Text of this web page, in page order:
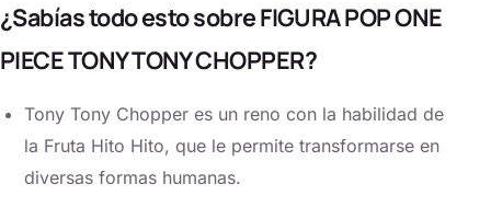
¿Sabías todo esto sobre FIGURA POP ONE
PIECE TONY TONY CHOPPER?
Tony Tony Chopper es un reno con la habilidad de
la Fruta Hito Hito, que le permite transformarse en
diversas formas humanas.